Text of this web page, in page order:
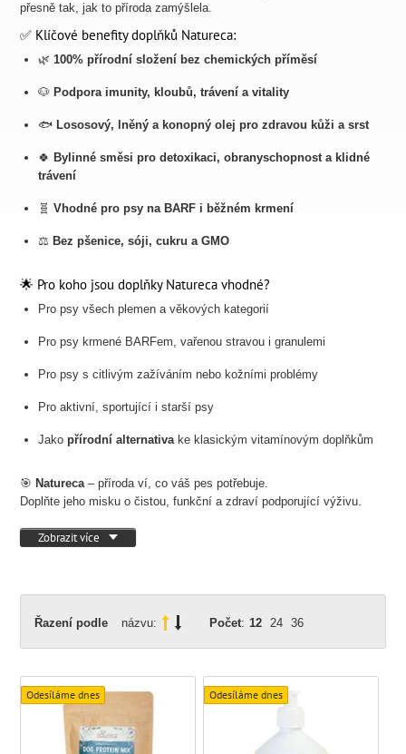
přesně tak, jak to příroda zamýšlela.
✅ Klíčové benefity doplňků Natureca:
🌿100% přírodní složení bez chemických příměsí
🐶 Podpora imunity, kloubů, trávení a vitality
🐟 Lososový, lněný a konopný olej pro zdravou kůži a srst
🍀 Bylinné směsi pro detoxikaci, obranyschopnost a klidné
trávení
🧬Vhodné pro psy na BARF i běžném krmení
⚖️ Bez pšenice, sóji, cukru a GMO
🌟 Pro koho jsou doplňky Natureca vhodné?
Pro psy všech plemen a věkových kategorií
Pro psy krmené BARFem, vařenou stravou i granulemi
Pro psy s citlivým zažíváním nebo kožními problémy
Pro aktivní, sportující i starší psy
Jakopřírodní alternativake klasickým vitamínovým doplňkům
🎯 Natureca– příroda ví, co váš pes potřebuje.
Doplňte jeho misku o čistou, funkční a zdraví podporující výživu.
Zobrazit více
Řazení podle názvu: Počet: 12 24 36
Odesíláme dnes Odesíláme dnes